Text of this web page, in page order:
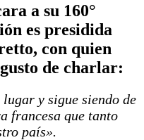
a su 160°
es presidida
con quien
de charlar:
y sigue siendo de
francesa que tanto
país».